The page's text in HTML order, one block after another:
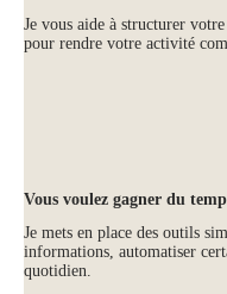
Je vous aide à structurer
pour rendre votre activité
Vous voulez gagner du
Je mets en place des outils
informations, automatiser
quotidien.